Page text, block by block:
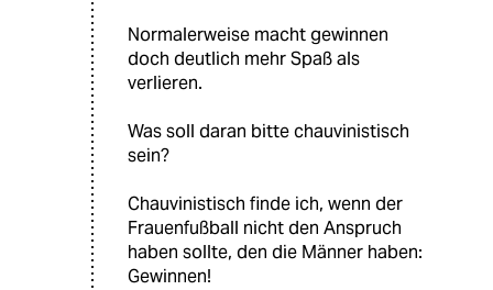
Normalerweise macht gewinnen
doch deutlich mehr Spaß als
verlieren.
Was soll daran bitte chauvinistisch
sein?
Chauvinistisch finde ich, wenn der
Frauenfußball nicht den Anspruch
haben sollte, den die Männer haben:
Gewinnen!